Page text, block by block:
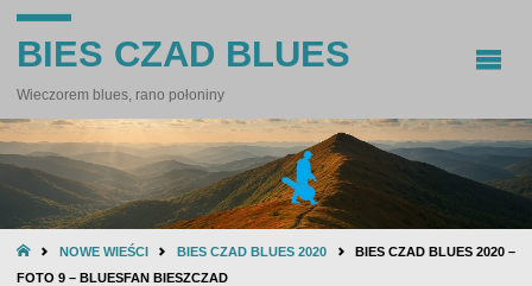
BIES CZAD BLUES
Wieczorem blues, rano połoniny
STRONA
GŁÓWNA
NOWE WIEŚCI BIES CZAD BLUES 2020
BIES CZAD BLUES 2020 –
FOTO 9 – BLUESFAN BIESZCZAD